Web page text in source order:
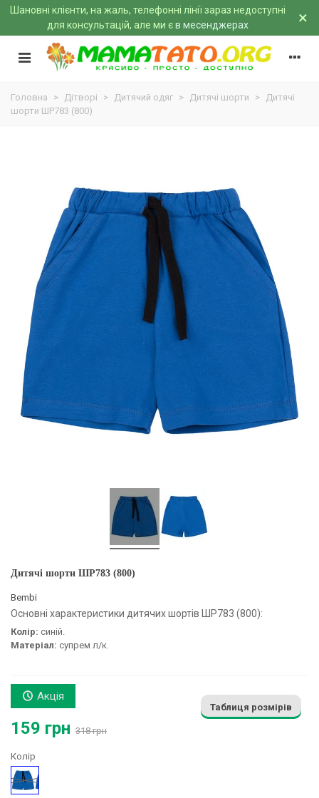
Шановні клієнти, на жаль, телефонні лінії зараз недоступні
для консультацій, але ми єв месенджерах ×
Головна > Дітворі > Дитячий одяг > Дитячі шорти > Дитячі
шорти ШР783 (800)
Дитячі шорти ШР783 (800)
Bembi
Основні характеристики дитячих шортів ШР783 (800):
Колір: синій.
Матеріал: супрем л/к.
Акція
159 грн 318 грн
Таблиця розмірів
Колір
Синій